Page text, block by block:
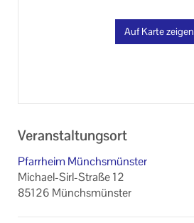
Auf Karte zeigen
Veranstaltungsort
Pfarrheim Münchsmünster
Michael-Sirl-Straße 12
85126 Münchsmünster